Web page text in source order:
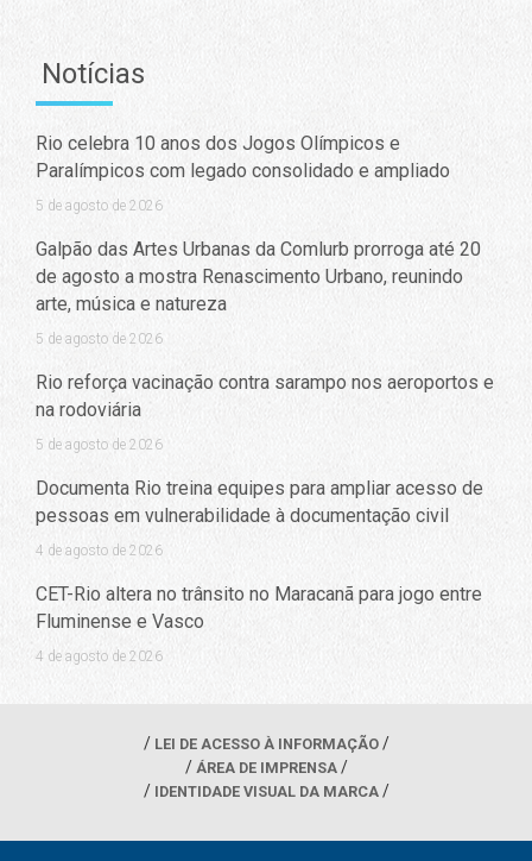
Notícias
Rio celebra 10 anos dos Jogos Olímpicos e
Paralímpicos com legado consolidado e ampliado
5 de agosto de 2026
Galpão das Artes Urbanas da Comlurb prorroga até 20
de agosto a mostra Renascimento Urbano, reunindo
arte, música e natureza
5 de agosto de 2026
Rio reforça vacinação contra sarampo nos aeroportos e
na rodoviária
5 de agosto de 2026
Documenta Rio treina equipes para ampliar acesso de
pessoas em vulnerabilidade à documentação civil
4 de agosto de 2026
CET-Rio altera no trânsito no Maracanã para jogo entre
Fluminense e Vasco
4 de agosto de 2026
LEI DE ACESSO À INFORMAÇÃO
ÁREA DE IMPRENSA
IDENTIDADE VISUAL DA MARCA